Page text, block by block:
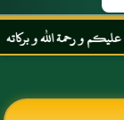
و رحمة الله و بركاته